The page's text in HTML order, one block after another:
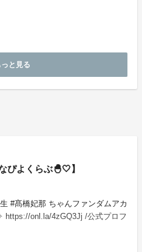
慮願います。
っと見る
ぴよくらぶ🐣🤍】
#髙橋妃那 ちゃんファンダムアカ
https://onl.la/4zGQ3Jj /公式プロフ